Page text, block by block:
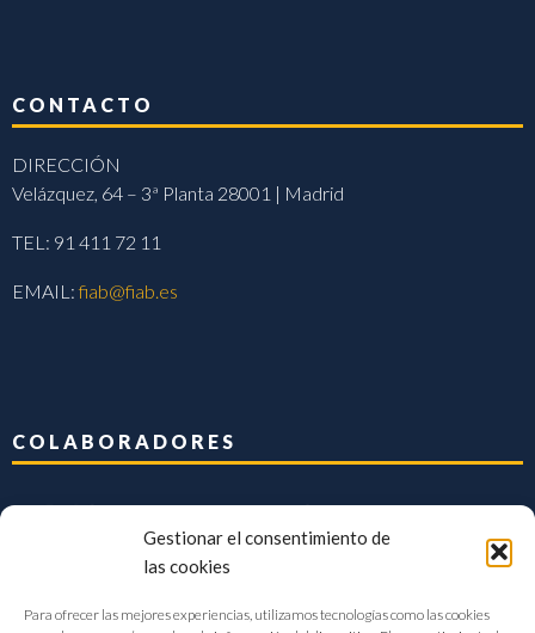
Gestionar el consentimiento de
las cookies
Para ofrecer las mejores experiencias, utilizamos tecnologías como las cookies
CONTACTO
DIRECCIÓN
Velázquez, 64 – 3ª Planta 28001 | Madrid
TEL: 91 411 72 11
EMAIL:fiab@fiab.es
COLABORADORES